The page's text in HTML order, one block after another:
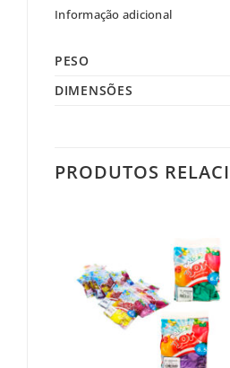
Informação adicional
PESO
DIMENSÕES
PRODUTOS
na
Lista